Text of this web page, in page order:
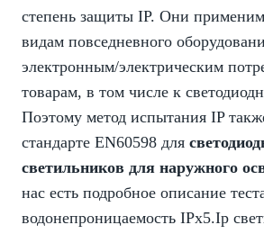
степень защиты IP. Они
видам повседневного
электронным/электрическим
товарам, в том числе к
Поэтому метод испытания IP
стандарте EN60598 для
светильников для наружного
нас есть подробное описание
водонепроницаемость IPx5.Ip